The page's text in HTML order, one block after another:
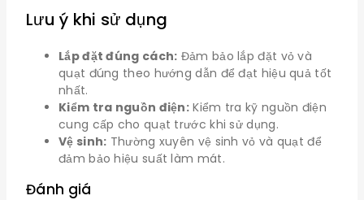
Lưu ý khi sử dụng
Lắp đặt đúng cách: Đảm bảo lắp đặt vỏ và
quạt đúng theo hướng dẫn để đạt hiệu quả tốt
nhất.
Kiểm tra nguồn điện: Kiểm tra kỹ nguồn điện
cung cấp cho quạt trước khi sử dụng.
Vệ sinh: Thường xuyên vệ sinh vỏ và quạt để
đảm bảo hiệu suất làm mát.
Đánh giá